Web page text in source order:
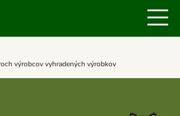
výrobcov vyhradených výrobkov